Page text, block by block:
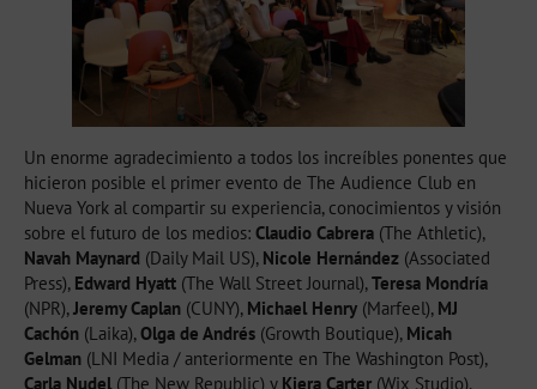
Un enorme agradecimiento a todos los increíbles ponentes que
hicieron posible el primer evento de The Audience Club en
Nueva York al compartir su experiencia, conocimientos y visión
sobre el futuro de los medios: Claudio Cabrera (The Athletic),
Navah Maynard (Daily Mail US), Nicole Hernández (Associated
Press), Edward Hyatt (The Wall Street Journal),Teresa Mondría
(NPR),Jeremy Caplan (CUNY), Michael Henry (Marfeel), MJ
Cachón (Laika),Olga de Andrés (Growth Boutique), Micah
Gelman (LNI Media / anteriormente en The Washington Post),
Carla Nudel (The New Republic) y Kiera Carter (Wix Studio).